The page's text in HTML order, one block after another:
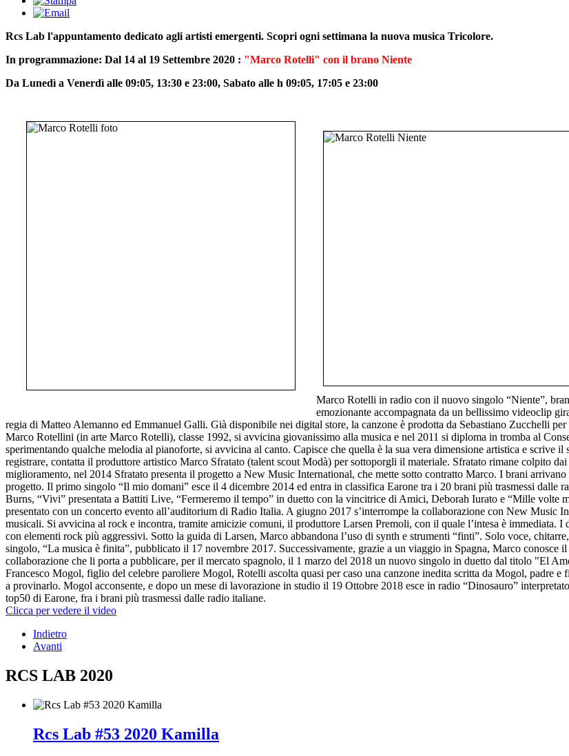
Rcs Lab l'appuntamento dedicato agli artisti emergenti. Scopri ogni settimana la nuova musica Tricolore.
In programmazione: Dal 14 al 19 Settembre 2020 : "Marco Rotelli" con il brano Niente
Da Lunedì a Venerdì alle 09:05, 13:30 e 23:00, Sabato alle h 09:05, 17:05 e 23:00
Marco Rotelli in radio con il nuovo singolo “Niente”,
emozionante accompagnata da un bellissimo videoclip
regia di Matteo Alemanno ed Emmanuel Galli. Già disponibile nei digital store, la canzone è prodotta da Sebastiano Zucchelli
Marco Rotellini (in arte Marco Rotelli), classe 1992, si avvicina giovanissimo alla musica e nel 2011 si diploma in tromba al
sperimentando qualche melodia al pianoforte, si avvicina al canto. Capisce che quella è la sua vera dimensione artistica e
registrare, contatta il produttore artistico Marco Sfratato (talent scout Modà) per sottoporgli il materiale. Sfratato rimane colpito
miglioramento, nel 2014 Sfratato presenta il progetto a New Music International, che mette sotto contratto Marco. I brani
progetto. Il primo singolo “Il mio domani” esce il 4 dicembre 2014 ed entra in classifica Earone tra i 20 brani più trasmessi dalle
Burns, “Vivi” presentata a Battiti Live, “Fermeremo il tempo” in duetto con la vincitrice di Amici, Deborah Iurato e “Mille volte
presentato con un concerto evento all’auditorium di Radio Italia. A giugno 2017 s’interrompe la collaborazione con New Music
musicali. Si avvicina al rock e incontra, tramite amicizie comuni, il produttore Larsen Premoli, con il quale l’intesa è immediata.
con elementi rock più aggressivi. Sotto la guida di Larsen, Marco abbandona l’uso di synth e strumenti “finti”. Solo voce,
singolo, “La musica è finita”, pubblicato il 17 novembre 2017. Successivamente, grazie a un viaggio in Spagna, Marco
collaborazione che li porta a pubblicare, per il mercato spagnolo, il 1 marzo del 2018 un nuovo singolo in duetto dal titolo "El
Francesco Mogol, figlio del celebre paroliere Mogol, Rotelli ascolta quasi per caso una canzone inedita scritta da Mogol, padre
a provinarlo. Mogol acconsente, e dopo un mese di lavorazione in studio il 19 Ottobre 2018 esce in radio “Dinosauro”
top50 di Earone, fra i brani più trasmessi dalle radio italiane.
Clicca per vedere il video
Indietro
Avanti
RCS LAB 2020
Rcs Lab #53 2020 Kamilla